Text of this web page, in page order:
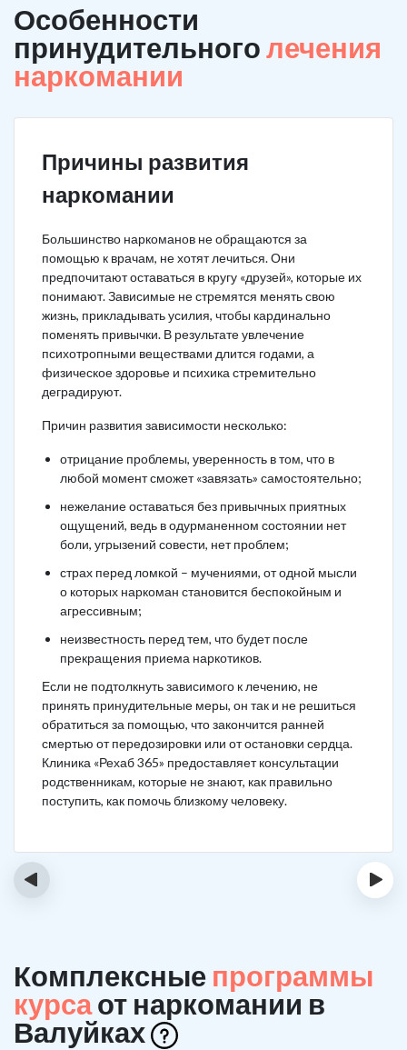
Особенности
принудительноголечения
наркомании
Причины развития
наркомании
Большинство наркоманов не обращаются за
помощью к врачам, не хотят лечиться. Они
предпочитают оставаться в кругу «друзей», которые их
понимают. Зависимые не стремятся менять свою
жизнь, прикладывать усилия, чтобы кардинально
поменять привычки. В результате увлечение
психотропными веществами длится годами, а
физическое здоровье и психика стремительно
деградируют.
Причин развития зависимости несколько:
отрицание проблемы, уверенность в том, что в
любой момент сможет «завязать» самостоятельно;
нежелание оставаться без привычных приятных
ощущений, ведь в одурманенном состоянии нет
боли, угрызений совести, нет проблем;
страх перед ломкой – мучениями, от одной мысли
о которых наркоман становится беспокойным и
агрессивным;
неизвестность перед тем, что будет после
прекращения приема наркотиков.
Если не подтолкнуть зависимого к лечению, не
принять принудительные меры, он так и не решиться
обратиться за помощью, что закончится ранней
смертью от передозировки или от остановки сердца.
Клиника «Рехаб 365» предоставляет консультации
родственникам, которые не знают, как правильно
поступить, как помочь близкому человеку.
‹ ›
Комплексные программы
курсаот наркомании в
Валуйках